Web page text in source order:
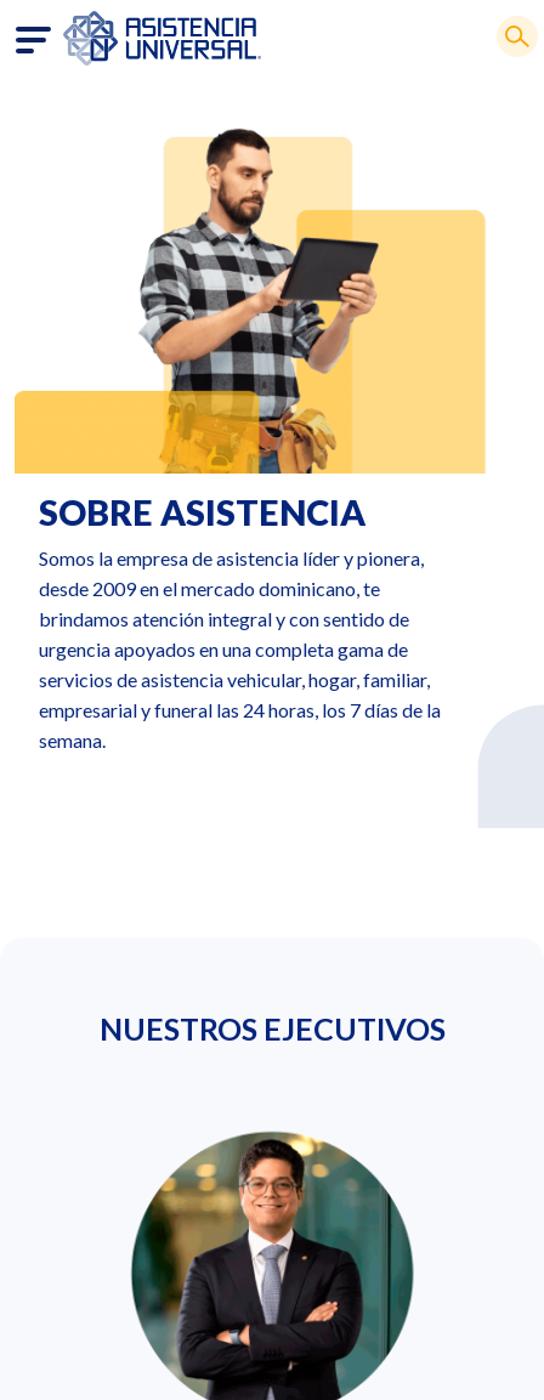
SOBRE ASISTENCIA
Somos la empresa de asistencia líder y pionera,
desde 2009 en el mercado dominicano, te
brindamos atención integral y con sentido de
urgencia apoyados en una completa gama de
servicios de asistencia vehicular, hogar, familiar,
empresarial y funeral las 24 horas, los 7 días de la
semana.
NUESTROS EJECUTIVOS